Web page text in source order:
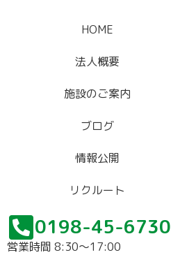
HOME
法人概要
施設のご案内
ブログ
情報公開
リクルート
0198-45-6730
営業時間 8:30〜17:00